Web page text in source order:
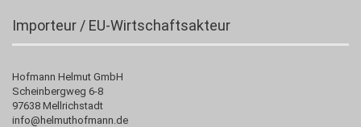
Importeur / EU-Wirtschaftsakteur
Hofmann Helmut GmbH
Scheinbergweg 6-8
97638 Mellrichstadt
info@helmuthofmann.de